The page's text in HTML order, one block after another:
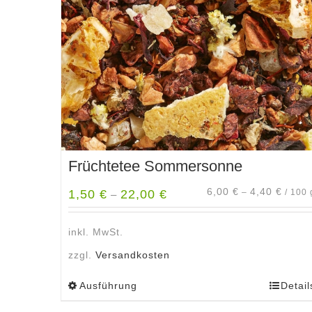
Früchtetee Sommersonne
1,50 € – 22,00 € 6,00 € – 4,40 € / 100
inkl. MwSt.
zzgl. Versandkosten
Ausführung